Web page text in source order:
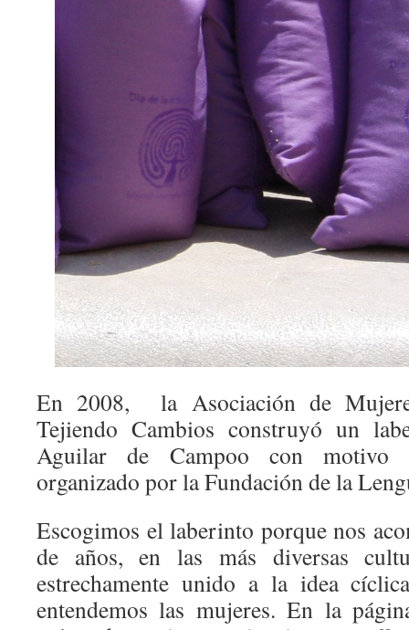
En 2008, la Asociación de
Tejiendo Cambios construyó un
Aguilar de Campoo con motivo
organizado por la Fundación de la
Escogimos el laberinto porque nos
de años, en las más diversas
estrechamente unido a la idea
entendemos las mujeres. En la